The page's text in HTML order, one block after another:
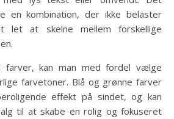
en kombination, der ikke belaster
let at skelne mellem forskellige
kan man med fordel vælge
farvetoner. Blå og grønne farver
effekt på sindet, og kan
til at skabe en rolig og fokuseret